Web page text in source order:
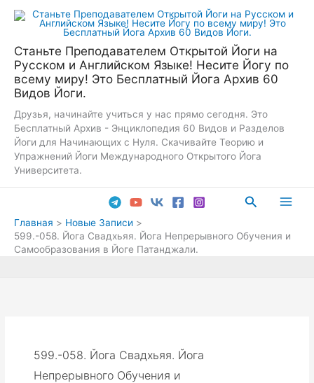
Перейти
Станьте Преподавателем Открытой Йоги на
Русском и Английском Языке! Несите Йогу по
всему миру! Это Бесплатный Йога Архив 60
Видов Йоги.
Друзья, начинайте учиться у нас прямо сегодня. Это
Бесплатный Архив - Энциклопедия 60 Видов и Разделов
Йоги для Начинающих с Нуля. Скачивайте Теорию и
Упражнений Йоги Международного Открытого Йога
Университета.
Поиск
Главная
Новые Записи
599.-058. Йога Свадхьяя. Йога Непрерывного Обучения и
Самообразования в Йоге Патанджали.
599.-058. Йога Свадхьяя. Йога
Непрерывного Обучения и